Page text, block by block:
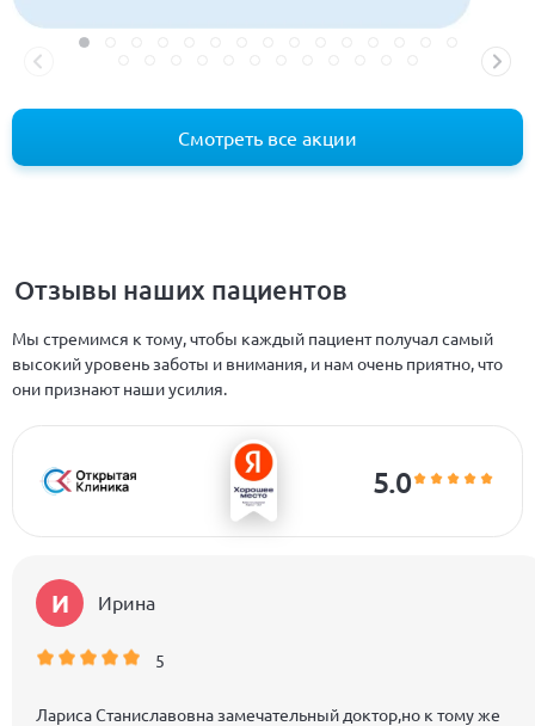
Смотреть все акции
Отзывы наших пациентов
Мы стремимся к тому, чтобы каждый пациент получал самый
высокий уровень заботы и внимания, и нам очень приятно, что
они признают наши усилия.
5.0
И Ирина
5
Лариса Станиславовна замечательный доктор,но к тому же